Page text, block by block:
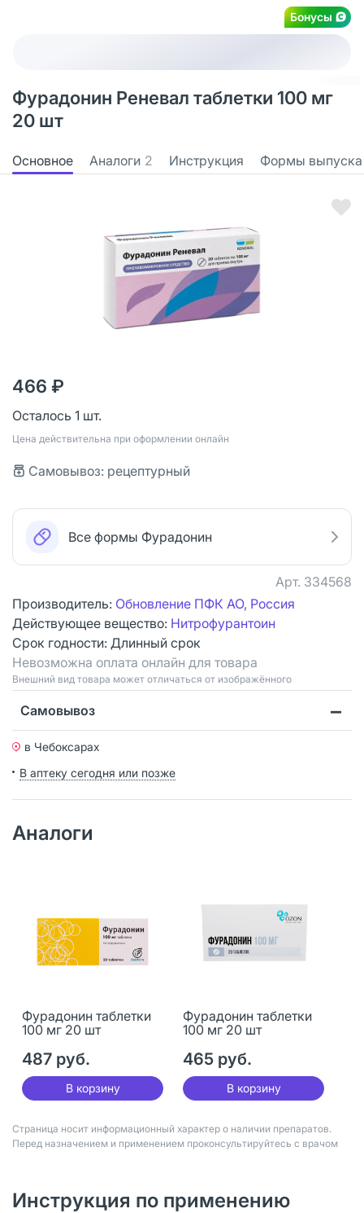
Бонусы
Фурадонин Реневал таблетки 100 мг
20 шт
Основное Аналоги 2 Инструкция Формы выпуска
466 ₽
Осталось 1 шт.
Цена действительна при оформлении онлайн
Самовывоз: рецептурный
Все формы Фурадонин
Арт. 334568
Производитель: Обновление ПФК АО, Россия
Действующее вещество: Нитрофурантоин
Срок годности: Длинный срок
Невозможна оплата онлайн для товара
Bнешний вид товара может отличаться от изображённого
Самовывоз
в Чебоксарах
В аптеку сегодня или позже
Аналоги
Фурадонин таблетки
100 мг 20 шт
487 руб.
В корзину
Фурадонин таблетки
100 мг 20 шт
465 руб.
В корзину
Страница носит информационный характер о наличии препаратов.
Перед назначением и применением проконсультируйтесь с врачом
Инструкция по применению